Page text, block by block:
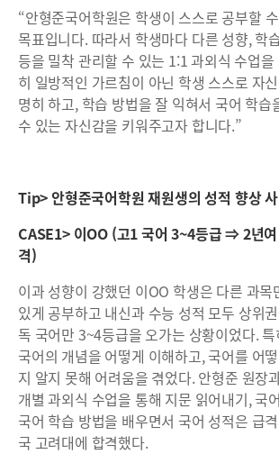
“안형준국어학원은 학생이 스스로 공부할
목표입니다. 따라서 학생마다 다른 성향, 학
등을 밀착 관리할 수 있는 1:1 과외식 수업
히 일방적인 가르침이 아닌 학생 스스로 자
명히 하고, 학습 방법을 잘 익혀서 국어 학습
수 있는 자신감을 키워주고자 합니다.”
Tip> 안형준국어학원 재원생의 성적 향상
CASE1> 이OO (고1 국어 3~4등급 ⇒ 2년
격)
이과 성향이 강했던 이OO 학생은 다른 과목
있게 공부하고 내신과 수능 성적 모두 상위
독 국어만 3~4등급을 오가는 상황이었다.
국어의 개념을 어떻게 이해하고, 국어를 어
지 알지 못해 어려움을 겪었다. 안형준 원장
개별 과외식 수업을 통해 지문 읽어내기, 국
국어 학습 방법을 배우면서 국어 성적은 급
국 고려대에 합격했다.